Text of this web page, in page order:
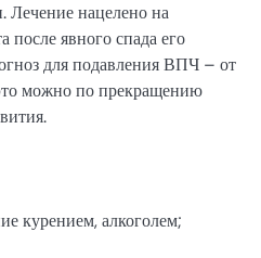
Лечение нацелено на
после явного спада его
для подавления ВПЧ – от
можно по прекращению
курением, алкоголем;